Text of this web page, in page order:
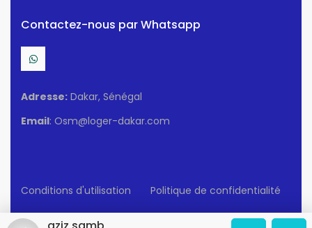
Contactez-nous par Whatsapp
Adresse: Dakar, Sénégal
Email: Osm@loger-dakar.com
Conditions d'utilisation Politique de confidentialité
© 2025 Loger-Dakar. Tous Droits Réservés.